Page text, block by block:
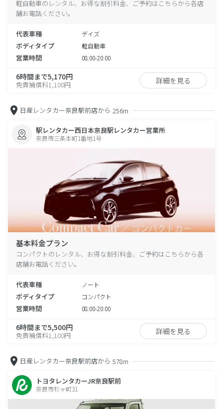
軽自動車のレンタル、お得な割引料金、ご予約はこちらから各店
舗お電話ください。
代表車種 デイズ
ボディタイプ 軽自動車
営業時間 08:00-20:00
6時間まで5,170円
免責補償料1,100円 詳細を見る
日産レンタカー奈良駅前店から 256m
駅レンタカー西日本奈良駅レンタカー営業所
奈良市三条本町1番地1号
基本料金プラン
コンパクトのレンタル、お得な割引料金、ご予約はこちらから各
店舗お電話ください。
代表車種 ノート
ボディタイプ コンパクト
営業時間 08:00-20:00
6時間まで5,500円
免責補償料1,100円 詳細を見る
日産レンタカー奈良駅前店から 578m
トヨタレンタカーJR奈良駅前
奈良市杉ヶ町31